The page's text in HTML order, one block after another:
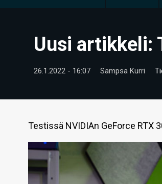
Uusi artikkeli:
26.1.2022 - 16:07 Sampsa Kurri
Testissä NVIDIAn GeForce RTX